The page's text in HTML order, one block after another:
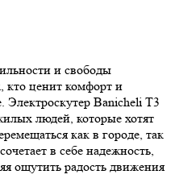
и свободы
кто ценит комфорт и
Электроскутер Banicheli T3
людей, которые хотят
как в городе, так
в себе надежность,
ощутить радость движения